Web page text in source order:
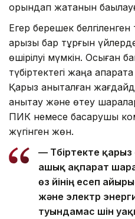
орындап жатқанын
Егер берешек
қарызы бар тұрғын
өшірілуі мүмкін. Осыған
түбіртектегі жаңа
Қарыз анықталған
анықтау және өтеу
ПИК немесе басқарушы
жүгінген жөн.
— Түбіртекте
ашық ақпарат
өз үйінің есеп
және электр
туындамас үшін